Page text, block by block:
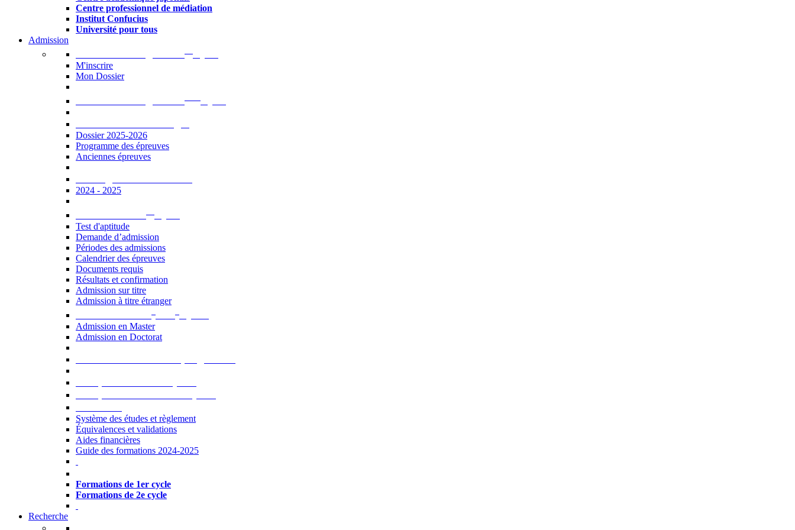
Centre professionnel de médiation
Institut Confucius
Université pour tous
Admission
M'inscrire
Mon Dossier
Dossier 2025-2026
Programme des épreuves
Anciennes épreuves
2024 - 2025
Test d'aptitude
Demande d’admission
Périodes des admissions
Calendrier des épreuves
Documents requis
Résultats et confirmation
Admission sur titre
Admission à titre étranger
Admission en Master
Admission en Doctorat
Système des études et règlement
Équivalences et validations
Aides financières
Guide des formations 2024-2025
Formations de 1er cycle
Formations de 2e cycle
Recherche